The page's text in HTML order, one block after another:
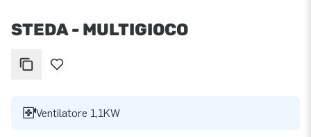
STEDA - MULTIGIOCO
Ventilatore 1,1KW